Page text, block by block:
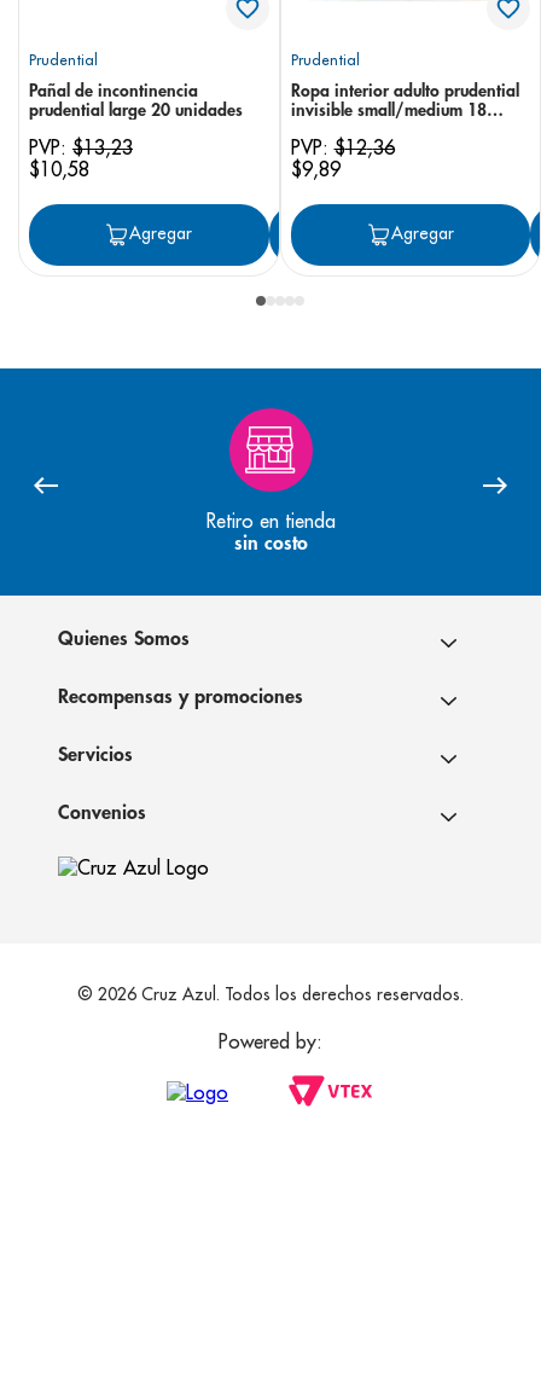
Prudential
Pañal de incontinencia
prudential large 20 unidades
PVP: $13,23
$10,58
Agregar Agregar
Prudential
Ropa interior adulto prudential
invisible small/medium 18
PVP:$12,36
$9,89
Agregar
Retiro en tienda
sin costo
Quienes Somos
Recompensas y promociones
Servicios
Convenios
© 2026 Cruz Azul. Todos los derechos reservados.
Powered by: